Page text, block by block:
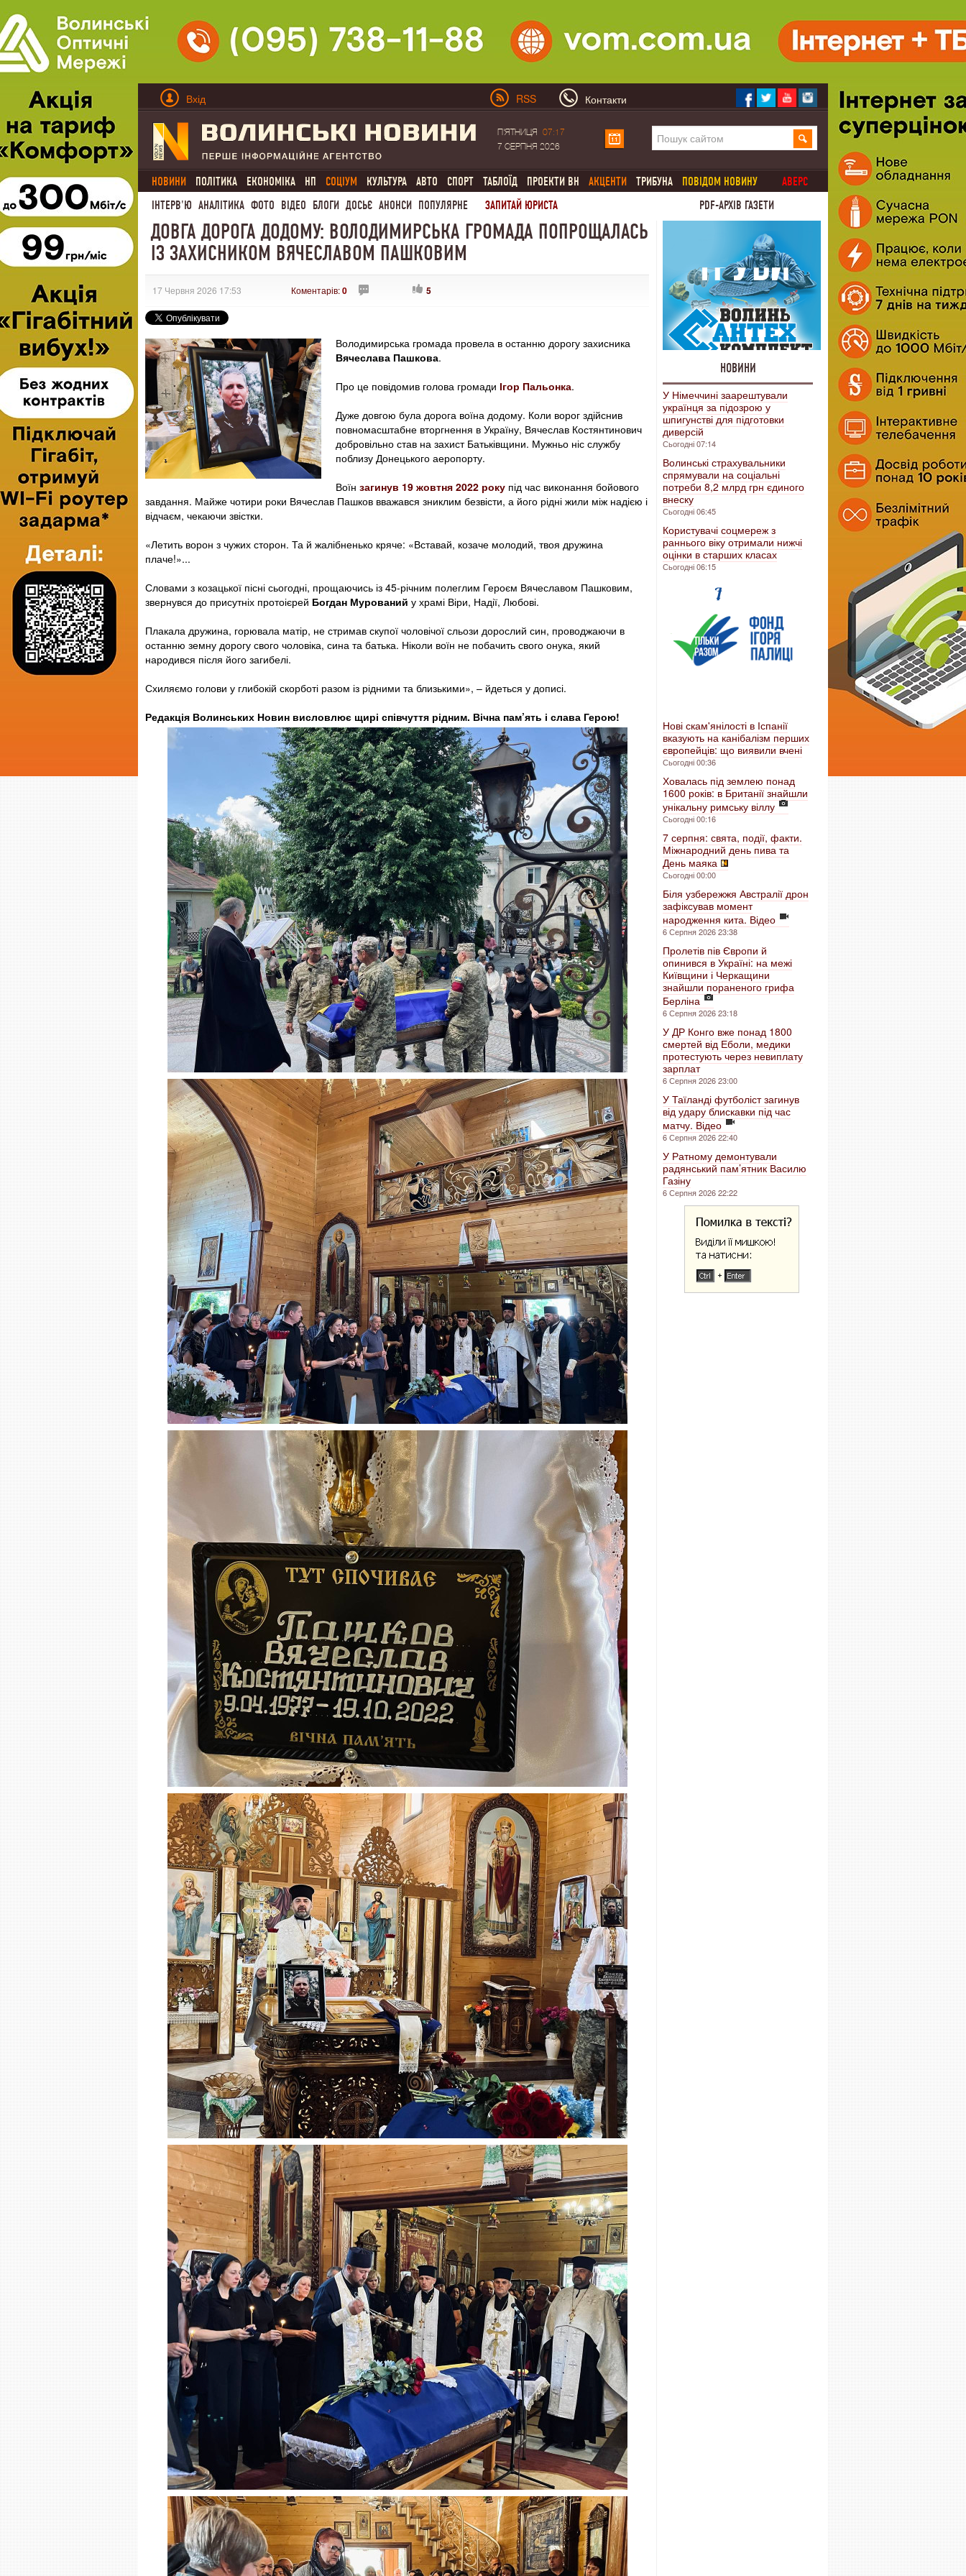
Вхід RSS Контакти
П'ЯТНИЦЯ
07:17
7 СЕРПНЯ 2026
НОВИНИ ПОЛІТИКА ЕКОНОМІКА НП СОЦІУМ КУЛЬТУРА АВТО СПОРТ ТАБЛОЇД ПРОЕКТИ ВН АКЦЕНТИ ТРИБУНА ПОВІДОМ НОВИНУ
АВЕРС
ІНТЕРВ'Ю АНАЛІТИКА ФОТО ВІДЕО БЛОГИ ДОСЬЄ АНОНСИ ПОПУЛЯРНЕ ЗАПИТАЙ ЮРИСТА PDF-АРХІВ ГАЗЕТИ
ДОВГА ДОРОГА ДОДОМУ: ВОЛОДИМИРСЬКА ГРОМАДА ПОПРОЩАЛАСЬ
ІЗ ЗАХИСНИКОМ ВЯЧЕСЛАВОМ ПАШКОВИМ
17 Червня 2026 17:53 Коментарів:0 5
Володимирська громада провела в останню дорогу захисника
Вячеслава Пашкова.
Про це повідомив голова громади Ігор Пальонка.
Дуже довгою була дорога воїна додому. Коли ворог здійснив
повномасштабне вторгнення в Україну, Вячеслав Костянтинович
добровільно став на захист Батьківщини. Мужньо ніс службу
поблизу Донецького аеропорту.
Воїн загинув 19 жовтня 2022 року під час виконання бойового
завдання. Майже чотири роки Вячеслав Пашков вважався зниклим безвісти, а його рідні жили між надією і
відчаєм, чекаючи звістки.
«Летить ворон з чужих сторон. Та й жалібненько кряче: «Вставай, козаче молодий, твоя дружина
плаче!»...
Словами з козацької пісні сьогодні, прощаючись із 45-річним полеглим Героєм Вячеславом Пашковим,
звернувся до присутніх протоієрей Богдан Мурований у храмі Віри, Надії, Любові.
Плакала дружина, горювала матір, не стримав скупої чоловічої сльози дорослий син, проводжаючи в
останню земну дорогу свого чоловіка, сина та батька. Ніколи воїн не побачить свого онука, який
народився після його загибелі.
Схиляємо голови у глибокій скорботі разом із рідними та близькими», – йдеться у дописі.
Редакція Волинських Новин висловлює щирі співчуття рідним. Вічна пам’ять і слава Герою!
НОВИНИ
У Німеччині заарештували
українця за підозрою у
шпигунстві для підготовки
диверсій
Сьогодні 07:14
Волинські страхувальники
спрямували на соціальні
потреби 8,2 млрд грн єдиного
внеску
Сьогодні 06:45
Користувачі соцмереж з
раннього віку отримали нижчі
оцінки в старших класах
Сьогодні 06:15
Нові скам'янілості в Іспанії
вказують на канібалізм перших
європейців: що виявили вчені
Сьогодні 00:36
Ховалась під землею понад
1600 років: в Британії знайшли
унікальну римську віллу
Сьогодні 00:16
7 серпня: свята, події, факти.
Міжнародний день пива та
День маяка
Сьогодні 00:00
Біля узбережжя Австралії дрон
зафіксував момент
народження кита. Відео
6 Серпня 2026 23:38
Пролетів пів Європи й
опинився в Україні: на межі
Київщини і Черкащини
знайшли пораненого грифа
Берліна
6 Серпня 2026 23:18
У ДР Конго вже понад 1800
смертей від Еболи, медики
протестують через невиплату
зарплат
6 Серпня 2026 23:00
У Таїланді футболіст загинув
від удару блискавки під час
матчу. Відео
6 Серпня 2026 22:40
У Ратному демонтували
радянський пам’ятник Василю
Газіну
6 Серпня 2026 22:22